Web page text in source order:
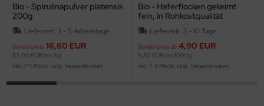
Bio - Spirulinapulver platensis
200g
Lieferzeit: 3 - 5 Arbeitstage
Sonderpreis 16,60 EUR
83,00 EUR pro 1kg
inkl. 7 % MwSt. zzgl. Versandkosten
Bio - Haferflocken gekeimt
fein, in Rohkostqualität
Lieferzeit: 3 - 10 Tage
Sonderpreis ab 4,90 EUR
9,80 EUR pro 1000g
inkl. 7 % MwSt. zzgl. Versandkosten